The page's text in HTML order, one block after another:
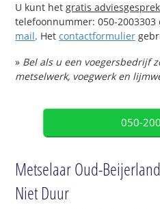
U kunt hetgratis
telefoonnummer: 050-
mail. Hetcontactformulier
» Bel als u een voegersbedrijf
metselwerk, voegwerk en
050-
Metselaar Oud-
Niet Duur